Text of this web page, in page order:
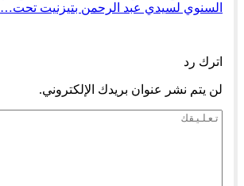
السنوي لسيدي عبد الرحمن بتيزنيت تحت…
اترك رد
لن يتم نشر عنوان بريدك الإلكتروني.